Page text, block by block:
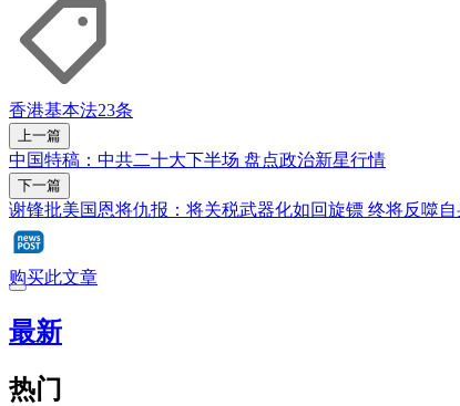
香港基本法23条
上一篇
中国特稿：中共二十大下半场 盘点政治新星行情
下一篇
谢锋批美国恩将仇报：将关税武器化如回旋镖 终将反噬自
购买此文章
最新
热门